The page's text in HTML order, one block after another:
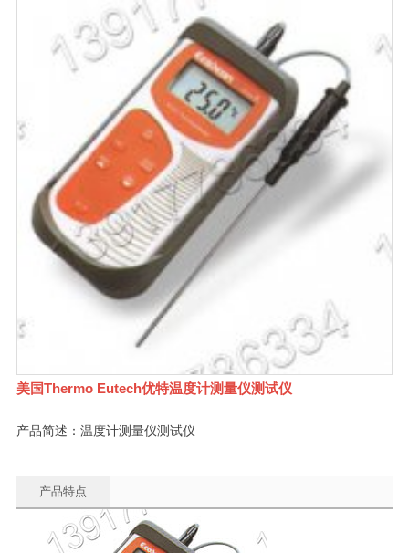
美国Thermo Eutech优特温度计测量仪测试仪
产品简述：温度计测量仪测试仪
产品特点